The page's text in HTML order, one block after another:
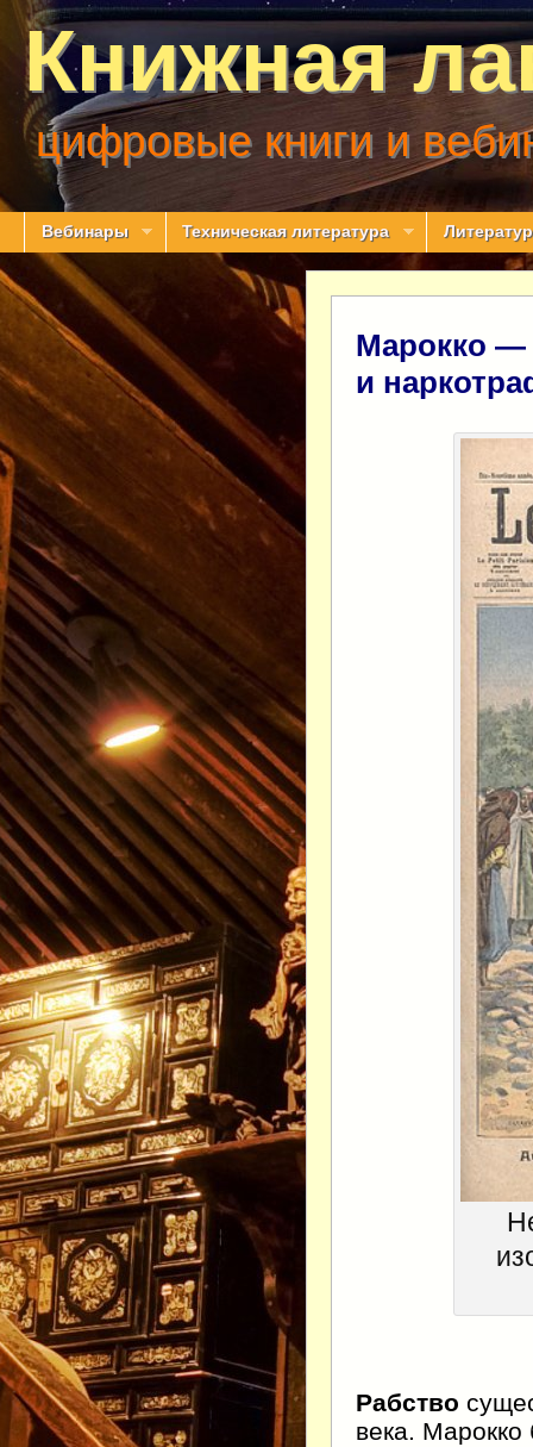
Книжная
цифровые книги и
Вебинары Техническая литература
Марокко —
и
Рабство
века.